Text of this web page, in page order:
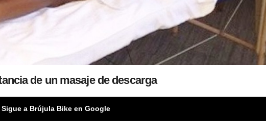
de un masaje de descarga
Sigue a Brújula Bike en Google